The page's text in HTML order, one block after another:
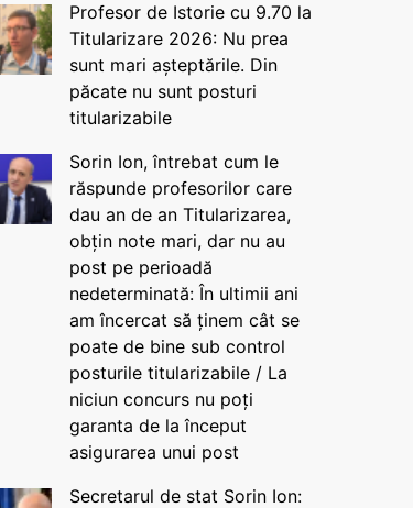
Profesor de Istorie cu 9.70 la
Titularizare 2026: Nu prea
sunt mari așteptările. Din
păcate nu sunt posturi
titularizabile
Sorin Ion, întrebat cum le
răspunde profesorilor care
dau an de an Titularizarea,
obțin note mari, dar nu au
post pe perioadă
nedeterminată: În ultimii ani
am încercat să ținem cât se
poate de bine sub control
posturile titularizabile / La
niciun concurs nu poți
garanta de la început
asigurarea unui post
Secretarul de stat Sorin Ion: